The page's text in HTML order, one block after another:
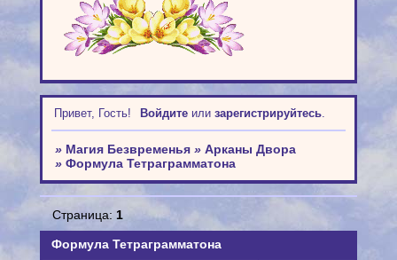
Привет, Гость! Войдитеили зарегистрируйтесь.
» Магия Безвременья » Арканы Двора
» Формула Тетраграмматона
Формула Тетраграмматона
Страница: 1